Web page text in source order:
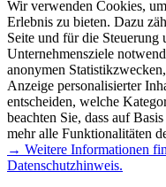
Wir verwenden Cookies,
Erlebnis zu bieten. Dazu
Seite und für die Steuerung
Unternehmensziele
anonymen
Anzeige personalisierter
entscheiden, welche
beachten Sie, dass auf
mehr alle Funktionalitäten
→ Weitere Informationen
Datenschutzhinweis.